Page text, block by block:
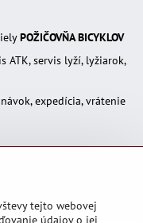
POŽIČOVŇA BICYKLOV
ATK, servis lyží, lyžiarok,
expedícia, vrátenie
tejto webovej
údajov o jej